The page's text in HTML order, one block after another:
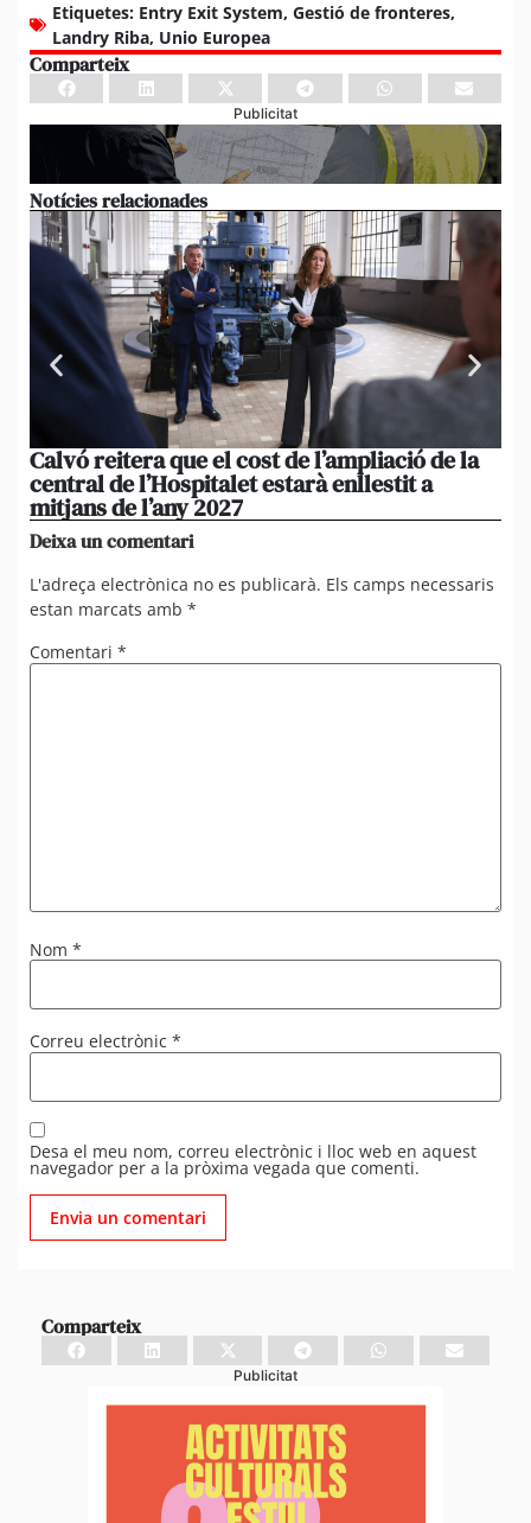
Etiquetes: Entry Exit System, Gestió de fronteres,
Landry Riba, Unio Europea
Comparteix
Publicitat
Notícies relacionades
Calvó reitera que el cost de l’ampliació de la
central de l’Hospitalet estarà enllestit a
mitjans de l’any 2027
Deixa un comentari
L'adreça electrònica no es publicarà. Els camps necessaris
estan marcats amb *
Comentari *
Nom *
Correu electrònic *
Desa el meu nom, correu electrònic i lloc web en aquest
navegador per a la pròxima vegada que comenti.
Comparteix
Publicitat